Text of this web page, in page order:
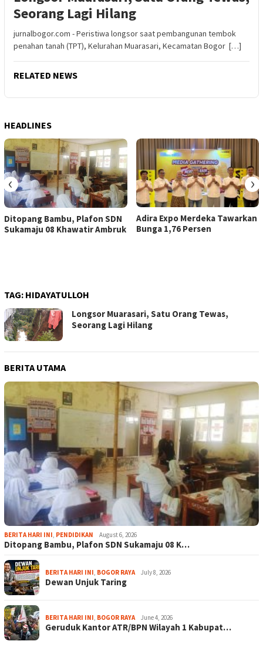
Seorang Lagi Hilang
jurnalbogor.com - Peristiwa longsor saat pembangunan tembok
penahan tanah (TPT), Kelurahan Muarasari, Kecamatan Bogor […]
RELATED NEWS
HEADLINES
Ditopang Bambu, Plafon SDN
Sukamaju 08 Khawatir Ambruk
Adira Expo Merdeka Tawarkan
Bunga 1,76 Persen
‹ ›
TAG: HIDAYATULLOH
Longsor Muarasari, Satu Orang Tewas,
Seorang Lagi Hilang
BERITA UTAMA
BERITA HARI INI, PENDIDIKAN August 6, 2026
Ditopang Bambu, Plafon SDN Sukamaju 08 K…
BERITA HARI INI, BOGOR RAYA July 8, 2026
Dewan Unjuk Taring
BERITA HARI INI, BOGOR RAYA June 4, 2026
Geruduk Kantor ATR/BPN Wilayah 1 Kabupat…